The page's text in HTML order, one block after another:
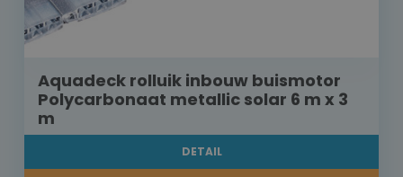
Aquadeck rolluik inbouw buismotor
Polycarbonaat metallic solar 6 m x 3
m
DETAIL